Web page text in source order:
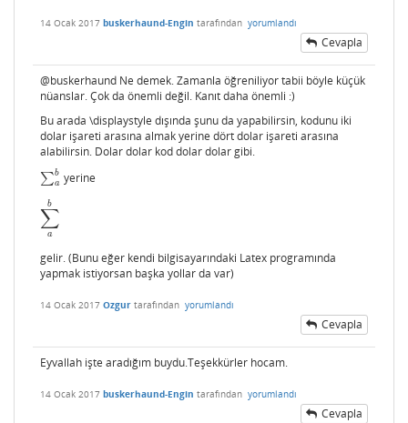
14 Ocak 2017 buskerhaund-Engin tarafından yorumlandı
Cevapla
@buskerhaund Ne demek. Zamanla öğreniliyor tabii böyle küçük
nüanslar. Çok da önemli değil. Kanıt daha önemli :)
Bu arada \displaystyle dışında şunu da yapabilirsin, kodunu iki
dolar işareti arasına almak yerine dört dolar işareti arasına
alabilirsin. Dolar dolar kod dolar dolar gibi.
∑b
a
∑ ab yerine
∑
a
b
∑a b
gelir. (Bunu eğer kendi bilgisayarındaki Latex programında
yapmak istiyorsan başka yollar da var)
14 Ocak 2017 Ozgur tarafından yorumlandı
Cevapla
Eyvallah işte aradığım buydu.Teşekkürler hocam.
14 Ocak 2017 buskerhaund-Engin tarafından yorumlandı
Cevapla